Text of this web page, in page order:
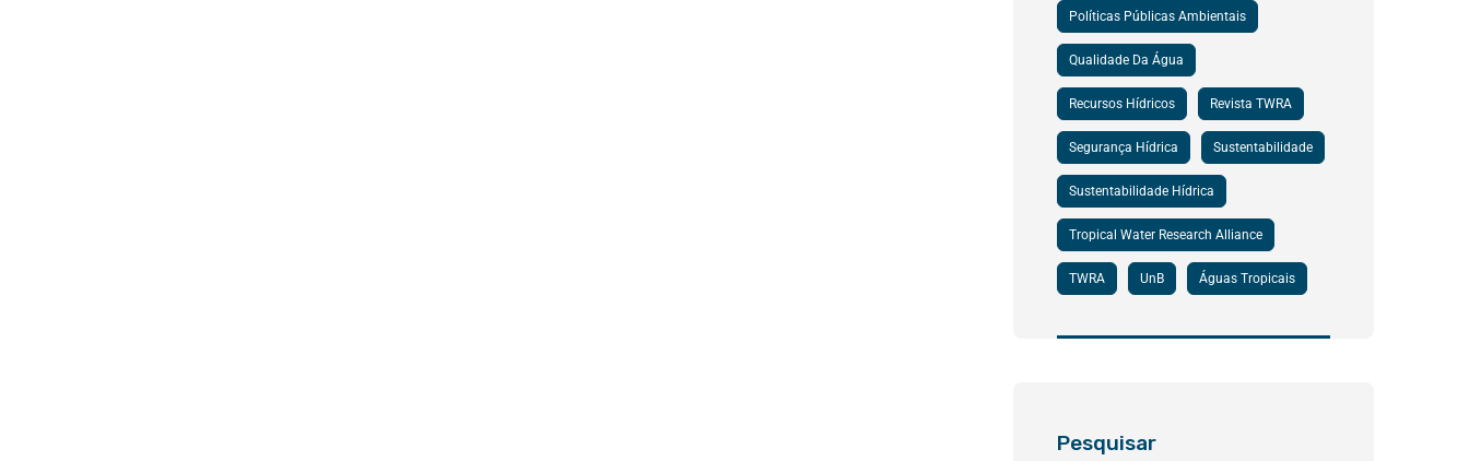
Políticas Públicas Ambientais
Qualidade Da Água
Recursos Hídricos Revista TWRA
Segurança Hídrica Sustentabilidade
Sustentabilidade Hídrica
Tropical Water Research Alliance
TWRA UnB Águas Tropicais
Pesquisar